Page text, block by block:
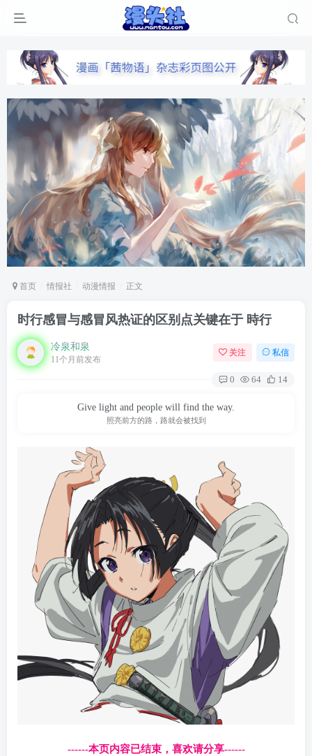
首页 情报社 动漫情报 正文
时行感冒与感冒风热证的区别点关键在于 時行
冷泉和泉
11个月前发布
关注 私信
0 64 14
Give light and people will find the way.
照亮前方的路，路就会被找到
------本页内容已结束，喜欢请分享------